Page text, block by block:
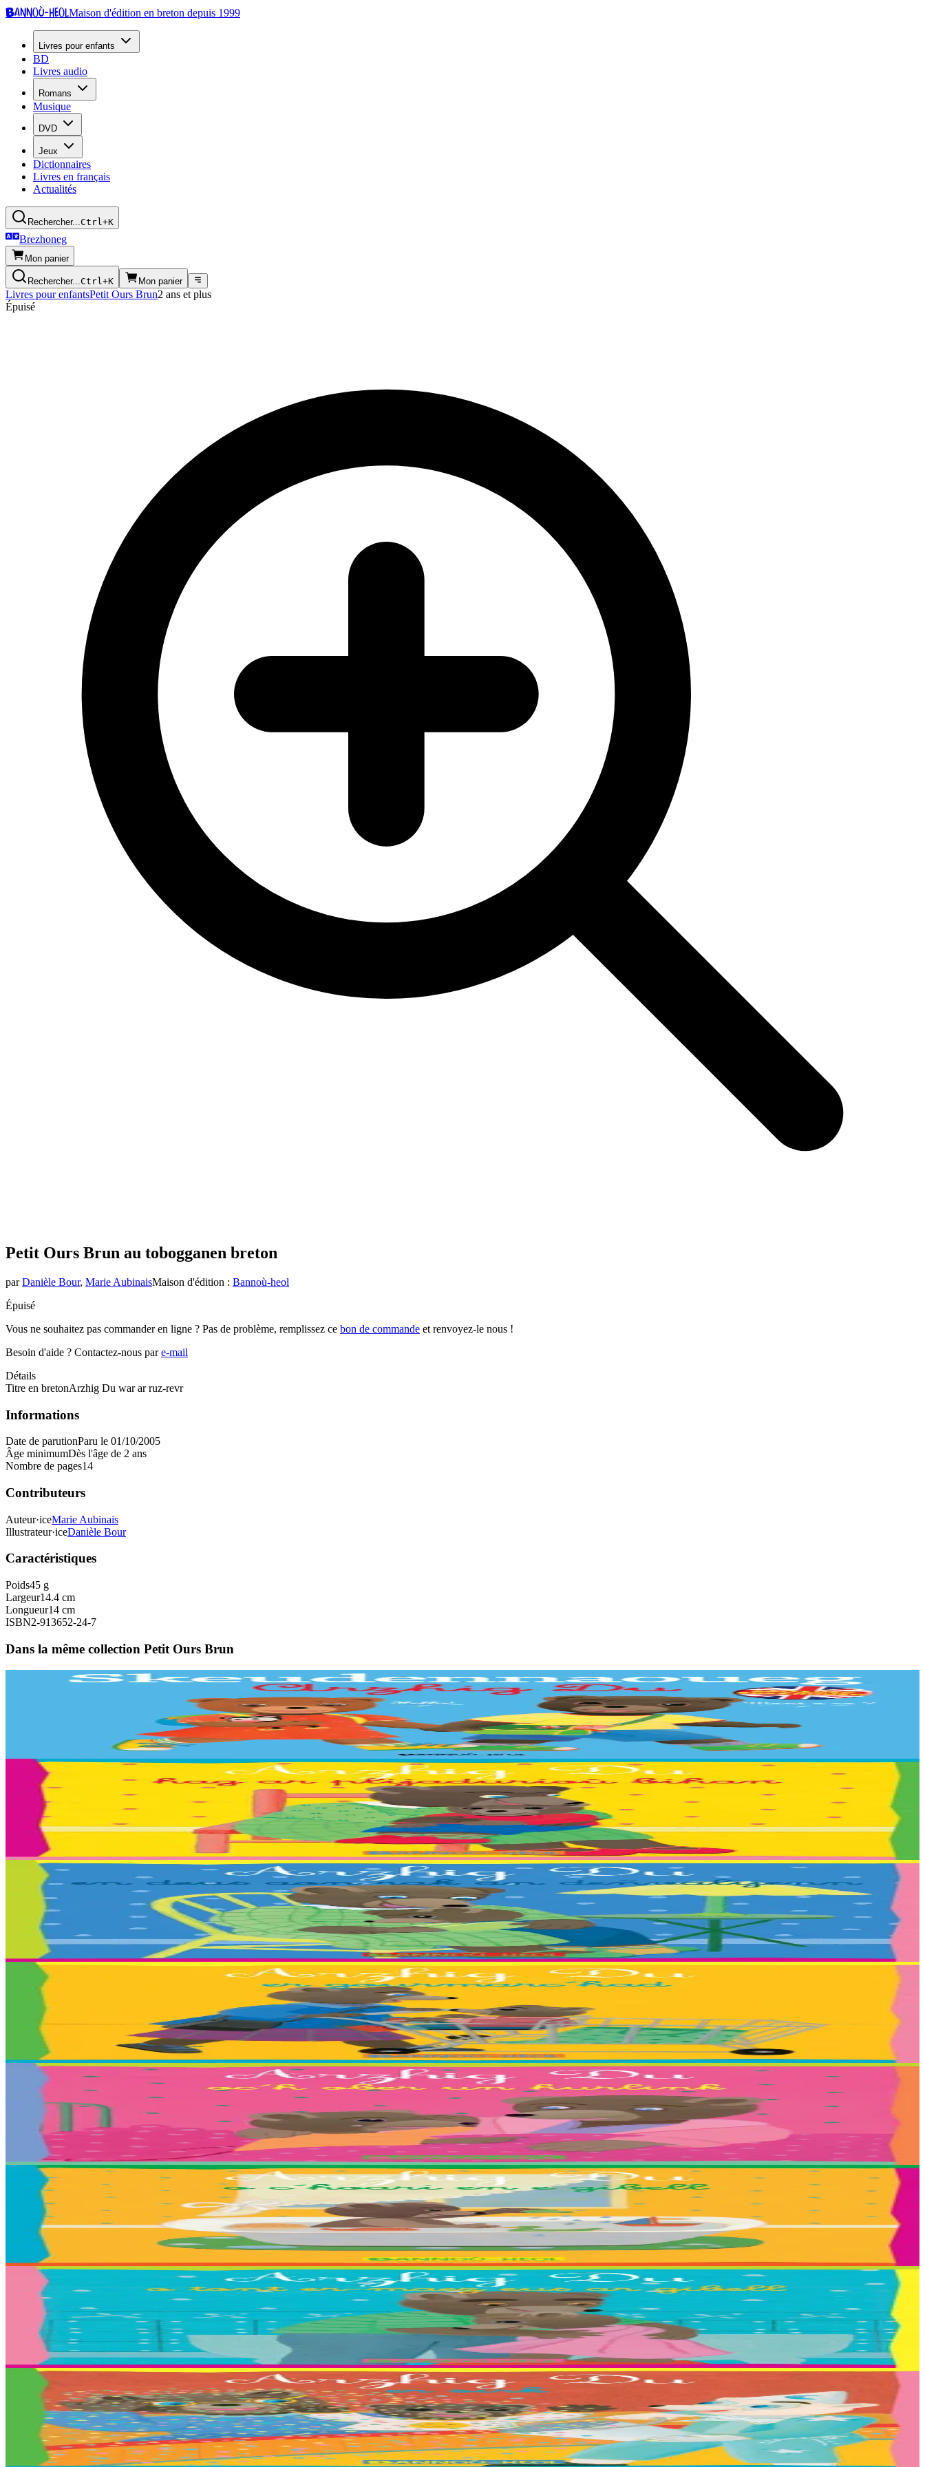
Bannoù-heolMaison d'édition en breton depuis 1999
Livres pour enfants
BD
Livres audio
Romans
Musique
DVD
Jeux
Dictionnaires
Livres en français
Actualités
Rechercher...Ctrl+K
Brezhoneg
Mon panier
Rechercher...Ctrl+K Mon panier
Livres pour enfantsPetit Ours Brun2 ans et plus
Épuisé
Petit Ours Brun au tobogganen breton
par Danièle Bour, Marie AubinaisMaison d'édition : Bannoù-heol
Épuisé
Vous ne souhaitez pas commander en ligne ? Pas de problème, remplissez ce bon de commande et renvoyez-le nous !
Besoin d'aide ? Contactez-nous pare-mail
Détails
Titre en bretonArzhig Du war ar ruz-revr
Informations
Date de parutionParu le 01/10/2005
Âge minimumDès l'âge de 2 ans
Nombre de pages14
Contributeurs
Auteur·iceMarie Aubinais
Illustrateur·iceDanièle Bour
Caractéristiques
Poids45 g
Largeur14.4 cm
Longueur14 cm
ISBN2-913652-24-7
Dans la même collection Petit Ours Brun
L'imagier breton-anglais de Petit Ours Brun
Un bel imagier pour découvrir et nommer les objets du quotidien, en anglais et en breton ! 250 mots illustrés, 20 grandes scènes à observer.
2 ans et plus
Bannoù-heol
Petit Ours Brun et les petits bonheurs
Traduction : Malo, Sara, Loane, Thomas ha Jakez-Erwan Mouton.
En stock2,03 €
2 ans et plus
Bannoù-heol
Petit Ours Brun a peur du noir
Traduction : Antoine, Axelle, Aziliz, Corentin, Flora, Gweltaz, Igor, Jeanne, Leora, Lucia, Marthe, Maxence, Morgan, Morgane, Morrigan, Neven, Riwall, Salomé,...
En stock2,03 €
2 ans et plus
Bannoù-heol
Petit Ours Brun au supermarché
Traduction : Adam, Angéline, Anna, Carla, Chloé, Cloé, Emma, Enora, Erlé, Esteban, Ewen, Gwenole, Leïla, Maïna, Maïwenn, Valentin, Youn, Yuna, Zaig et Nadège Monfort....
En stock2,03 €
2 ans et plus
Bannoù-heol
Petit Ours Brun fait un cauchemar
Traduction : Adélie, Antonin, Baptiste, Estelle, Gael, Lena, Rieulle, Roxanne et Steven Ollivier.
En stock2,03 €
2 ans et plus
Bannoù-heol
Petit Ours Brun joue dans son bain
Traduction : Malo, Sara, Loane, Thomas ha Jakez-Erwan Mouton.
En stock2,03 €
2 ans et plus
Bannoù-heol
Petit Ours Brun sort du bain
Traduction : Killian, Louliya, Maelle, Malo G., Malo M., Romaric, Shana, Stevan et Nadège Monfort.
En stock2,03 €
2 ans et plus
Bannoù-heol
Petit Ours Brun au cirque
Traduction : Coline, Elouan, Elliot, Erynn, Ewen, Gaelig, Laurette, Maiwenn, Marin, Mathis, Paul, Soig, Urbane, Youenn, Cécile Guézennec et Tieri Seznec.
En stock2,03 €